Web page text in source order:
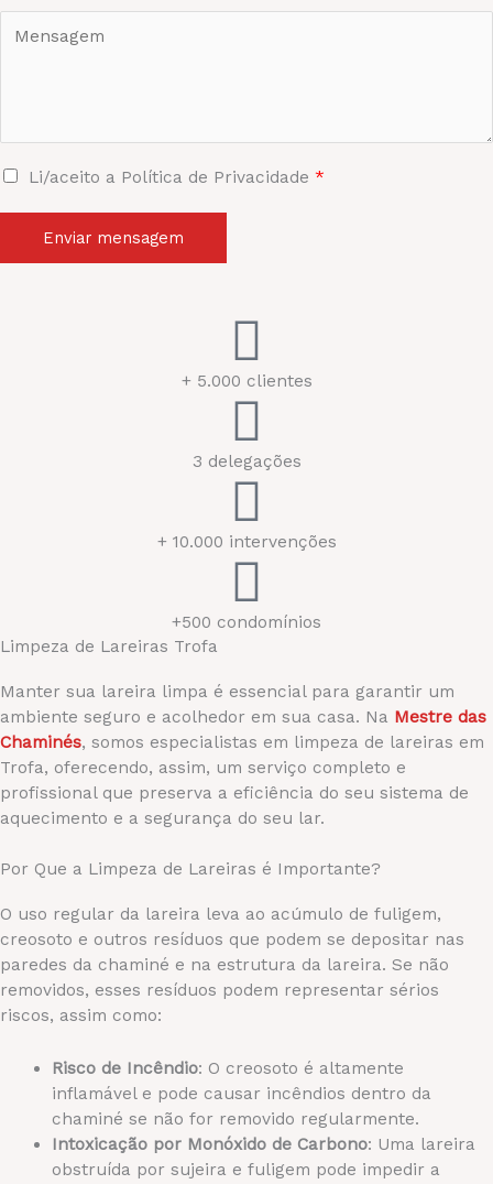
Li/aceito a Política de Privacidade *
Enviar mensagem
+ 5.000 clientes
3 delegações
+ 10.000 intervenções
+500 condomínios
Limpeza de Lareiras Trofa
Manter sua lareira limpa é essencial para garantir um
ambiente seguro e acolhedor em sua casa. Na Mestre das
Chaminés, somos especialistas em limpeza de lareiras em
Trofa, oferecendo, assim, um serviço completo e
profissional que preserva a eficiência do seu sistema de
aquecimento e a segurança do seu lar.
Por Que a Limpeza de Lareiras é Importante?
O uso regular da lareira leva ao acúmulo de fuligem,
creosoto e outros resíduos que podem se depositar nas
paredes da chaminé e na estrutura da lareira. Se não
removidos, esses resíduos podem representar sérios
riscos, assim como:
Risco de Incêndio: O creosoto é altamente
inflamável e pode causar incêndios dentro da
chaminé se não for removido regularmente.
Intoxicação por Monóxido de Carbono: Uma lareira
obstruída por sujeira e fuligem pode impedir a